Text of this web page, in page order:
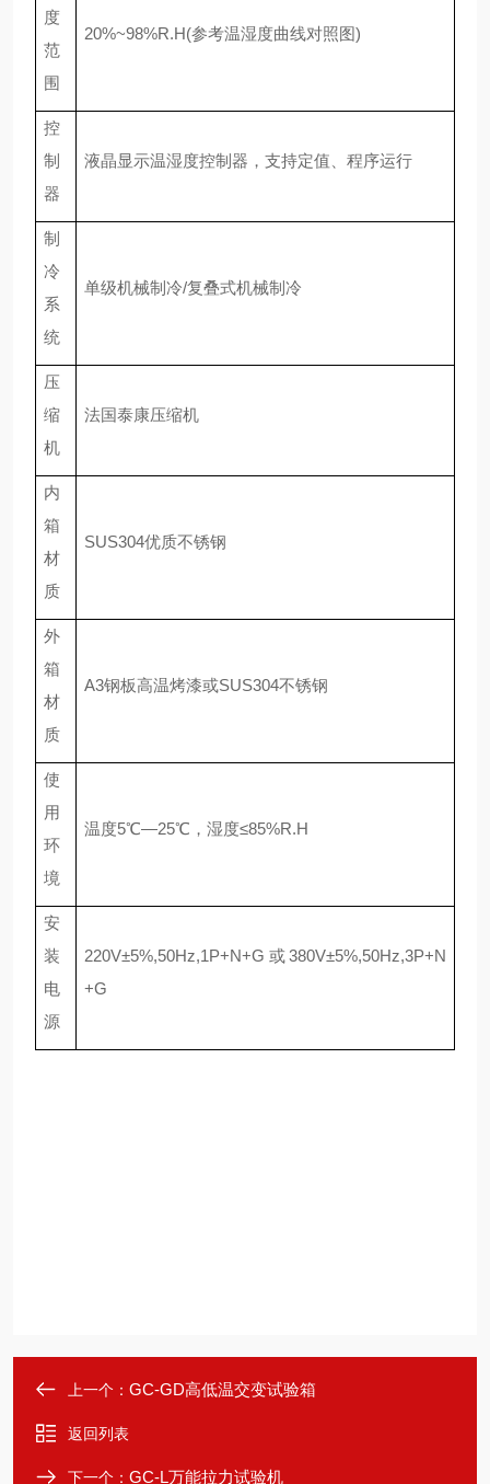
度
范
围
20%~98%R.H(参考温湿度曲线对照图)
控
制
器
液晶显示温湿度控制器，支持定值、程序运行
制
冷
系
统
单级机械制冷/复叠式机械制冷
压
缩
机
法国泰康压缩机
内
箱
材
质
SUS304优质不锈钢
外
箱
材
质
A3钢板高温烤漆或SUS304不锈钢
使
用
环
境
温度5℃—25℃，湿度≤85%R.H
安
装
电
源
220V±5%,50Hz,1P+N+G或380V±5%,50Hz,3P+N
+G
上一个： GC-GD高低温交变试验箱
返回列表
下一个： GC-L万能拉力试验机